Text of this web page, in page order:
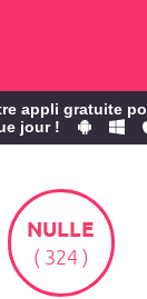
appli gratuite
jour !
NULLE
( 324 )